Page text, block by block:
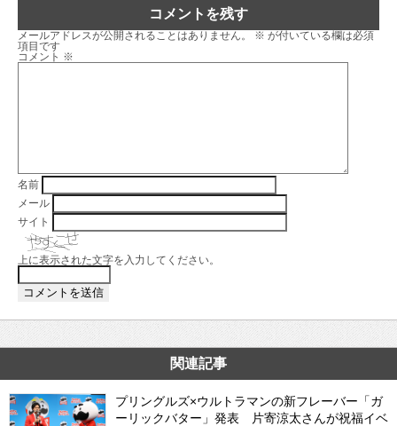
コメントを残す
メールアドレスが公開されることはありません。 ※ が付いている欄は必須
項目です
コメント ※
名前
メール
サイト
上に表示された文字を入力してください。
関連記事
プリングルズ×ウルトラマンの新フレーバー「ガ
ーリックバター」発表 片寄涼太さんが祝福イベ